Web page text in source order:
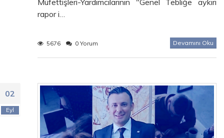
Müfettişleri-Yardımcılarının "Genel Tebliğe aykırı
rapor i…
5676 0 Yorum Devamını Oku
02
Eyl